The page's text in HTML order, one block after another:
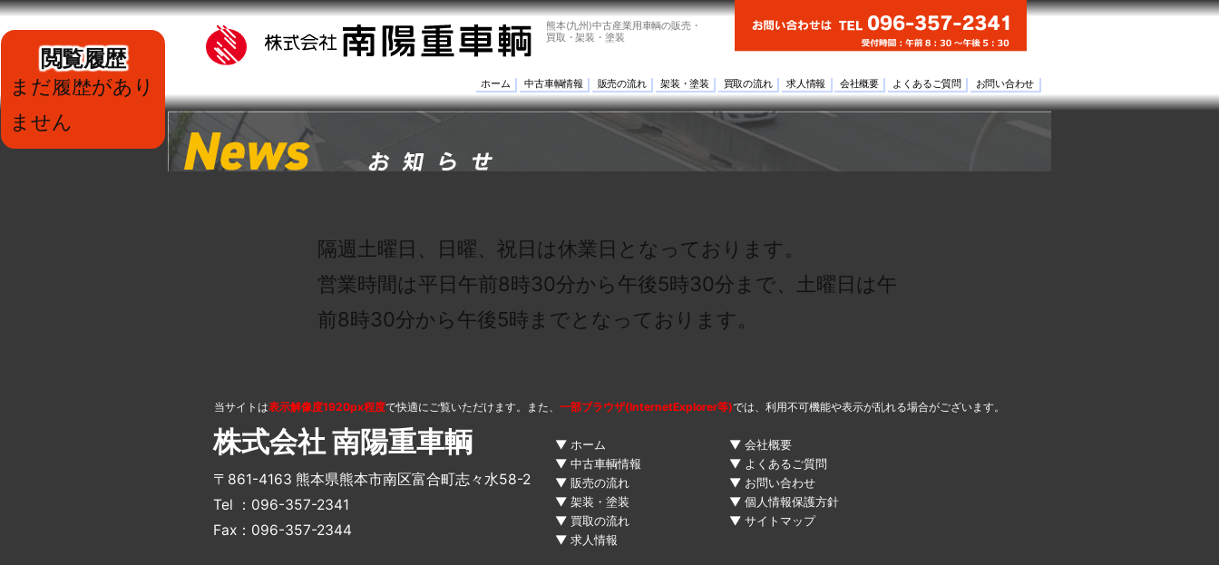
熊本(九州)中古産業用車輌の販売・
買取・架装・塗装
ホーム 中古車輌情報 販売の流れ 架装・塗装 買取の流れ 求人情報 会社概要 よくあるご質問 お問い合わせ
閲覧履歴
まだ履歴があり
ません
隔週土曜日、日曜、祝日は休業日となっております。
営業時間は平日午前8時30分から午後5時30分まで、土曜日は午
前8時30分から午後5時までとなっております。
当サイトは表示解像度1920px程度で快適にご覧いただけます。また、 一部ブラウザ(InternetExplorer等)では、利用不可機能や表示が乱れる場合がございます。
株式会社 南陽重車輌
〒861-4163 熊本県熊本市南区富合町志々水58-2
Tel ：096-357-2341
Fax：096-357-2344
ホーム
中古車輌情報
販売の流れ
架装・塗装
買取の流れ
求人情報
会社概要
よくあるご質問
お問い合わせ
個人情報保護方針
サイトマップ